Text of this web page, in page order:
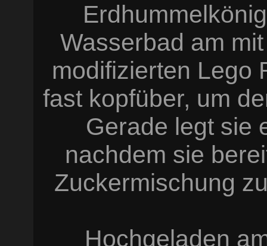
Wasserbad am
modifizierten Lego
fast kopfüber, um
Gerade legt sie
nachdem sie
Zuckermischung
Hochgeladen